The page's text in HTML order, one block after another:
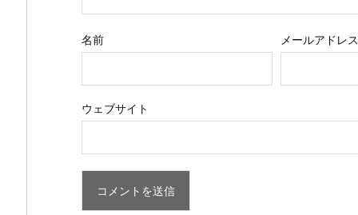
名前 メールアドレス
ウェブサイト